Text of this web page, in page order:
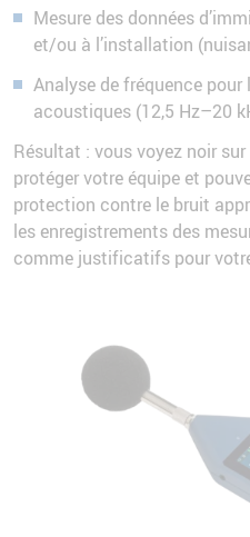
Mesure des données
et/ou à l’installation
Analyse de fréquence pour
acoustiques (12,5 Hz–20
Résultat : vous voyez noir
protéger votre équipe et
protection contre le bruit
les enregistrements des
comme justificatifs pour